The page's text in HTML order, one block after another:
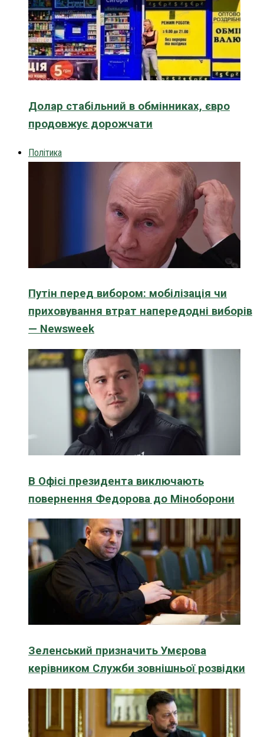
Долар стабільний в обмінниках, євро
продовжує дорожчати
Політика
Путін перед вибором: мобілізація чи
приховування втрат напередодні виборів
— Newsweek
В Офісі президента виключають
повернення Федорова до Міноборони
Зеленський призначить Умєрова
керівником Служби зовнішньої розвідки